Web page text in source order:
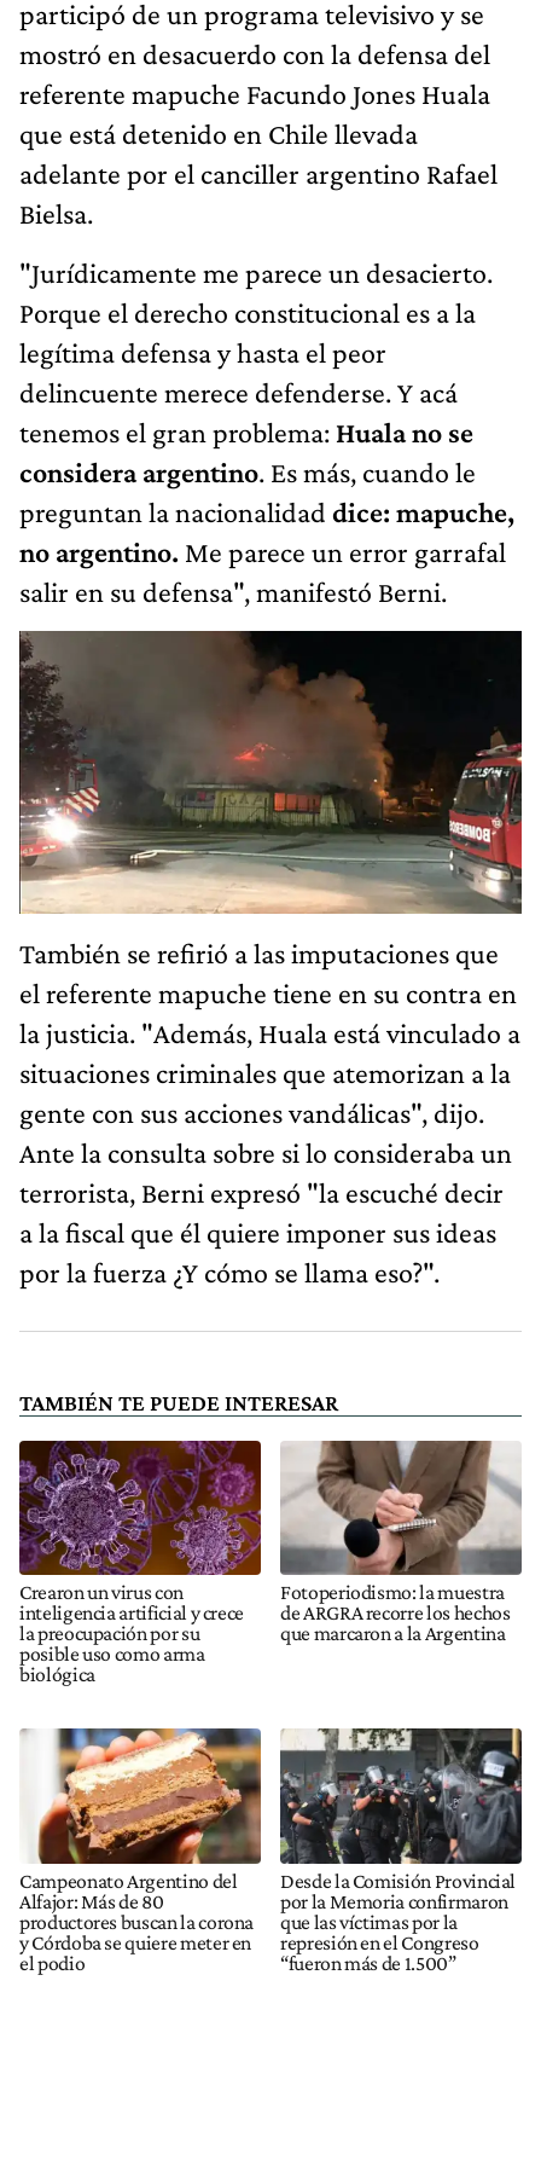
participó de un programa televisivo y se
mostró en desacuerdo con la defensa del
referente mapuche Facundo Jones Huala
que está detenido en Chile llevada
adelante por el canciller argentino Rafael
Bielsa.
"Jurídicamente me parece un desacierto.
Porque el derecho constitucional es a la
legítima defensa y hasta el peor
delincuente merece defenderse. Y acá
tenemos el gran problema: Huala no se
considera argentino. Es más, cuando le
preguntan la nacionalidad dice: mapuche,
no argentino. Me parece un error garrafal
salir en su defensa", manifestó Berni.
También se refirió a las imputaciones que
el referente mapuche tiene en su contra en
la justicia. "Además, Huala está vinculado a
situaciones criminales que atemorizan a la
gente con sus acciones vandálicas", dijo.
Ante la consulta sobre si lo consideraba un
terrorista, Berni expresó "la escuché decir
a la fiscal que él quiere imponer sus ideas
por la fuerza ¿Y cómo se llama eso?".
TAMBIÉN TE PUEDE INTERESAR
Crearon un virus con
inteligencia artificial y crece
la preocupación por su
posible uso como arma
biológica
Fotoperiodismo: la muestra
de ARGRA recorre los hechos
que marcaron a la Argentina
Campeonato Argentino del
Alfajor: Más de 80
productores buscan la corona
y Córdoba se quiere meter en
el podio
Desde la Comisión Provincial
por la Memoria confirmaron
que las víctimas por la
represión en el Congreso
“fueron más de 1.500”